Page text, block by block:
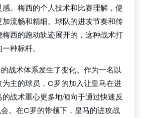
。梅西的个人技术和比赛理解，使
流畅和精细。球队的进攻节奏和传
西的跑动轨迹展开的，这种战术打
种标杆。
战术体系发生了变化。作为一名以
主的球员，C罗的加入让皇马在进
战术重心更多地倾向于通过快速反
。在C罗的带领下，皇马的进攻战